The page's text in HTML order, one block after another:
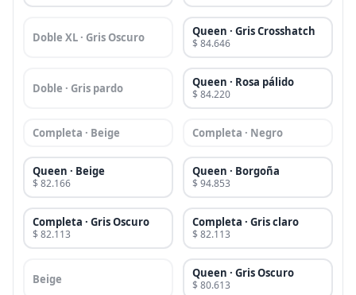
Doble XL · Gris Oscuro Queen · Gris Crosshatch
$ 84.646
Doble · Gris pardo Queen · Rosa pálido
$ 84.220
Completa · Beige Completa · Negro
Queen · Beige
$ 82.166
Queen · Borgoña
$ 94.853
Completa · Gris Oscuro
$ 82.113
Completa · Gris claro
$ 82.113
Beige Queen · Gris Oscuro
$ 80.613